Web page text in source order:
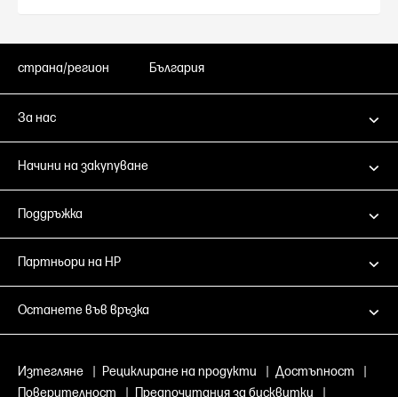
страна/регион България
За нас
Начини на закупуване
Поддръжка
Партньори на HP
Останете във връзка
Изтегляне Рециклиране на продукти Достъпност
Поверителност
Предпочитания за бисквитки